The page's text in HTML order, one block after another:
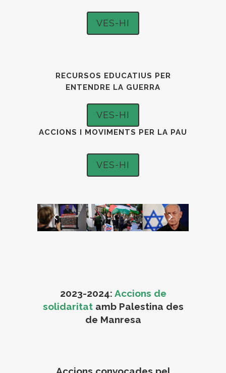
VES-HI
RECURSOS EDUCATIUS PER
ENTENDRE LA GUERRA
VES-HI
ACCIONS I MOVIMENTS PER LA PAU
VES-HI
2023-2024: Accions de
solidaritat amb Palestina des
de Manresa